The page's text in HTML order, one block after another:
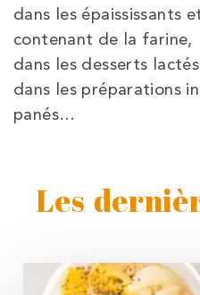
dans les épaississants
contenant de la farine,
dans les desserts
dans les préparations
panés…
Les